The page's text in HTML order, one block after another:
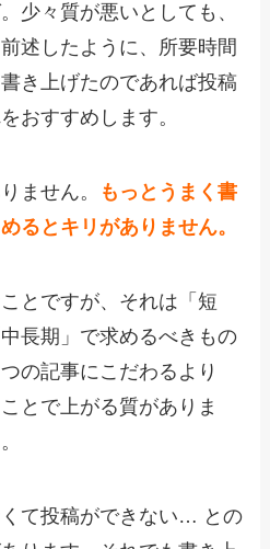
少々質が悪いとしても、
述したように、所要時間
き上げたのであれば投稿
おすすめします。
ません。
もっとうまく書
るとキリがありません。
とですが、それは「短
長期」で求めるべきもの
の記事にこだわるより
とで上がる質がありま
て投稿ができない… との